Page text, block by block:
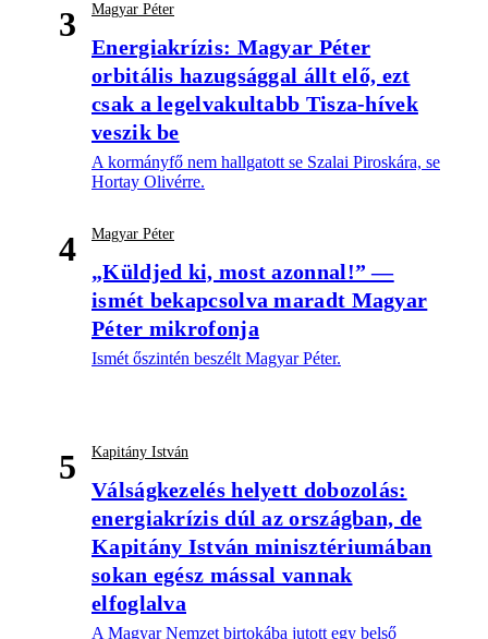
3 Magyar Péter
Energiakrízis: Magyar Péter
orbitális hazugsággal állt elő, ezt
csak a legelvakultabb Tisza-hívek
veszik be
A kormányfő nem hallgatott se Szalai Piroskára, se
Hortay Olivérre.
4 Magyar Péter
„Küldjed ki, most azonnal!” —
ismét bekapcsolva maradt Magyar
Péter mikrofonja
Ismét őszintén beszélt Magyar Péter.
5 Kapitány István
Válságkezelés helyett dobozolás:
energiakrízis dúl az országban, de
Kapitány István minisztériumában
sokan egész mással vannak
elfoglalva
A Magyar Nemzet birtokába jutott egy belső